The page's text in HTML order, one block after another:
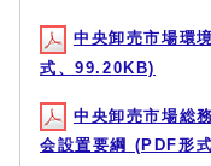
中央卸売市場環
式、99.20KB)
中央卸売市場総
会設置要綱 (PDF形